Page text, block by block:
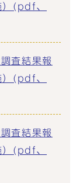
(pdf、
査結果報
(pdf、
査結果報
(pdf、